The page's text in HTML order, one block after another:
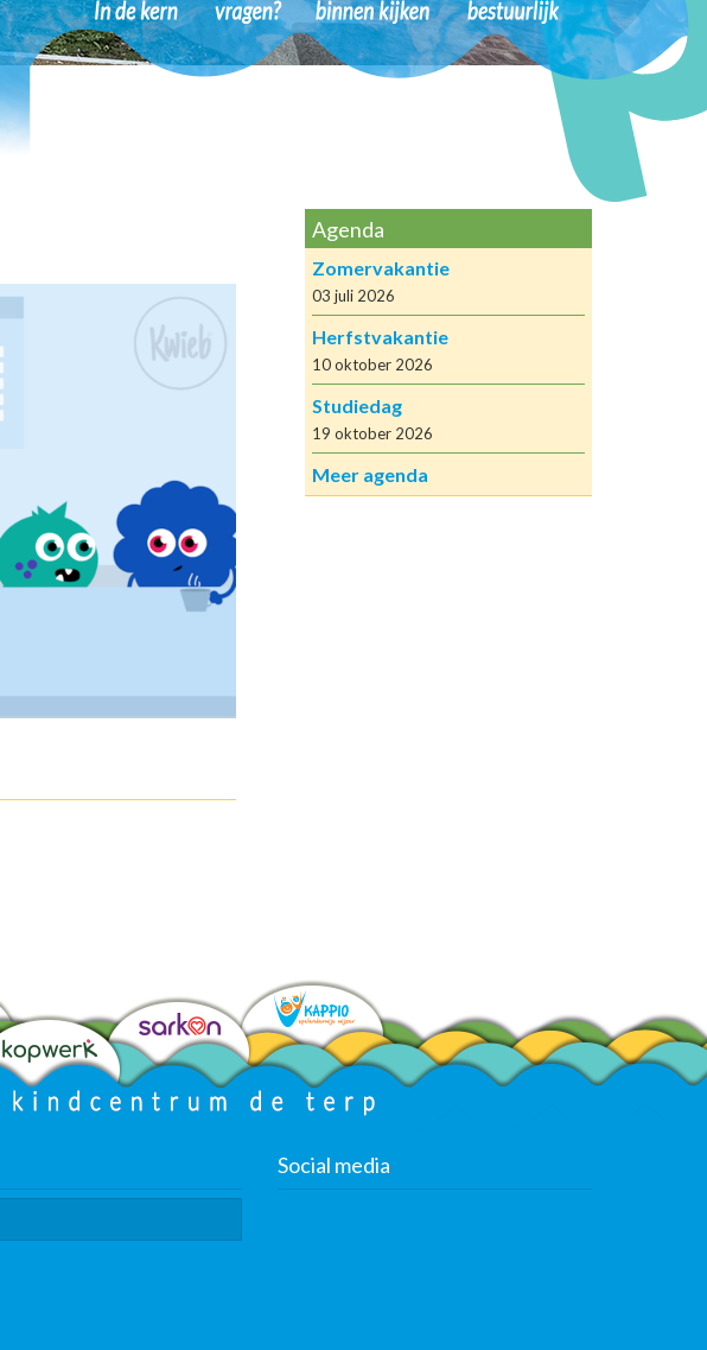
Agenda
Zomervakantie
03 juli 2026
Herfstvakantie
10 oktober 2026
Studiedag
19 oktober 2026
Meer agenda
Social media